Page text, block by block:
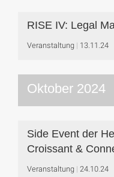
RISE IV: Legal
Veranstaltung 13.11.24
Oktober 2024
Side Event der
Croissant &
Veranstaltung 24.10.24